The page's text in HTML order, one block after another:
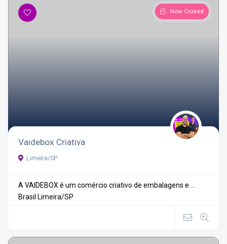
Now Closed
Vaidebox Criativa
Limeira/SP
A VAIDEBOX é um comércio criativo de embalagens e ...
Brasil Limeira/SP